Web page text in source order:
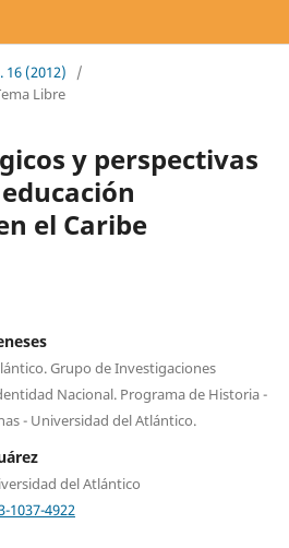
16 (2012)
/
Libre
y perspectivas
el Caribe
Grupo de Investigaciones
Nacional. Programa de Historia -
- Universidad del Atlántico.
del Atlántico
4922